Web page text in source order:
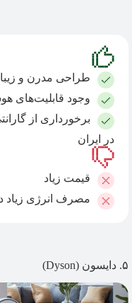
طراحی مدرن و زیبا
وجود قابلیت‌های
برخورداری از
در ایران
قیمت زیاد
مصرف انرژی زیاد
۵. دایسون (Dyson)